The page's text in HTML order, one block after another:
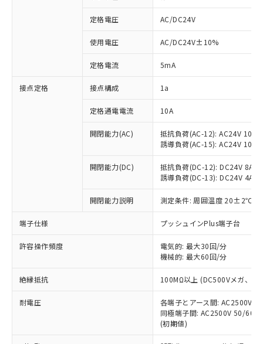
定格電圧 AC/DC24V
使用電圧 AC/DC24V±10%
定格電流 5mA
接点定格 接点構成 1a
定格通電電流 10A
開閉能力(AC)
抵抗負荷(AC-12): AC24V 10A/
誘導負荷(AC-15): AC24V
開閉能力(DC)
抵抗負荷(DC-12): DC24V 8A/
誘導負荷(DC-13): DC24V 4A/
開閉能力説明 測定条件: 周囲温度 20±2℃、
端子仕様 プッシュインPlus端子台
許容操作頻度
電気的: 最大30回/分
機械的: 最大60回/分
絶縁抵抗 100MΩ以上 (DC500Vメガ、点
耐電圧
各端子とアース間: AC2500V
同極端子間: AC2500V 50/
(初期値)
ご利用条件
以下の条件をお読みいただき、同意のうえ
ご利用ください。
本サービスは、当社制御機器事業取扱
商品の当社在庫状況および標準価格
(税抜)を提供させていただくもので
当社制御機器事業取扱商品の中には、
本サービスの対象外となる商品もある
ことをご了承ください。
在庫状況および標準価格照会結果は、
記載している更新日時点での社内デー
タに基づき作成されるものであり、閲
覧された時点での実際の在庫および標
準価格とは異なる場合があることをご
※1 対応状況
対応済み：EU RoHS指令（10物質）の
非含有に対応した製品が提供可能な商品で
対応予定：EU RoHS指令（10物質）の非含
有に対応した製品に切り替える予定のある
対応予定なし：EU RoHS指令（10物質）の
非含有に非対応の商品で、対応品を出す予
定はありません。
調査・確認中：EU RoHS指令（10物質）の
非含有の対応状況を調査中または確認中の
非該当品：ライセンス料など無形物で、有
害物質有無と関係のない商品です。
仕入先様の事情により、非含有部品として
いたものが、含有品と判明した場合などや
むを得ず変更することがあります。
鉛(Pb) 1000ppm以下、 水銀(Hg) 1000ppm以下、 カド
六価クロム(Cr(Ⅵ)) 1000ppm以下、ポリ臭化ビフェニル
類(PBB) 1000ppm以下、ポリ臭化ジフェニルエーテル類
(PBDE) 1000ppm以下、フタル酸ビス(2-エチルヘキシ
※1 中国RoHS○×表
「○」：最大均質材料含有率が中国RoHSの
基準値以下であることを示します。
「×」：最大均質材料含有率が中国RoHSの
基準値を超えていることを示します。
「－」：未確認です。当社販売部門へお問
い合わせください。
*中国RoHS10物質の基準値 (GB/T26572)：
Pb(鉛) :1000ppm、 Hg(水銀) : 1000ppm、 Cd(カドミウ
Cr(Ⅵ)(六価クロム) : 1000ppm、 PBBs(ポリ臭化ビフェ
当社は、これら貴社製品のうち、外国
為替および外国貿易法に定める商品
（以下｢規制貨物等」という）を輸出
国政府の輸出許可(または役務取引許
可)を取得するなどの必要な手続きを